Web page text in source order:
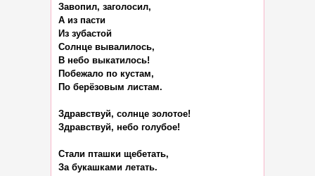
Завопил, заголосил,
А из пасти
Из зубастой
Солнце вывалилось,
В небо выкатилось!
Побежало по кустам,
По берёзовым листам.
Здравствуй, солнце золотое!
Здравствуй, небо голубое!
Стали пташки щебетать,
За букашками летать.